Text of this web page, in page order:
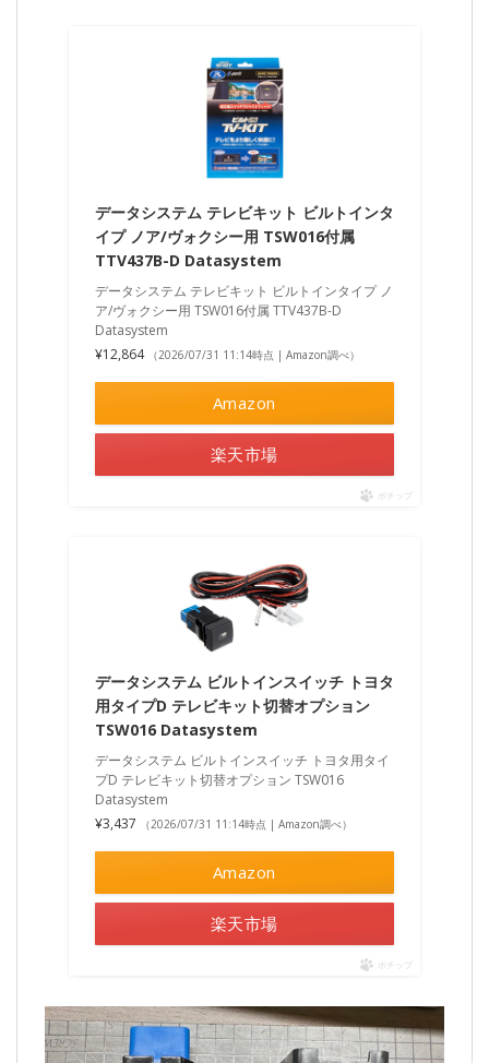
データシステム テレビキット ビルトインタ
イプ ノア/ヴォクシー用 TSW016付属
TTV437B-D Datasystem
データシステム テレビキット ビルトインタイプ ノ
ア/ヴォクシー用 TSW016付属 TTV437B-D
Datasystem
¥12,864 （2026/07/31 11:14時点 | Amazon調べ）
Amazon
楽天市場
ポチップ
データシステム ビルトインスイッチ トヨタ
用タイプD テレビキット切替オプション
TSW016 Datasystem
データシステム ビルトインスイッチ トヨタ用タイ
プD テレビキット切替オプション TSW016
Datasystem
¥3,437
（2026/07/31 11:14時点 | Amazon調べ）
Amazon
楽天市場
ポチップ